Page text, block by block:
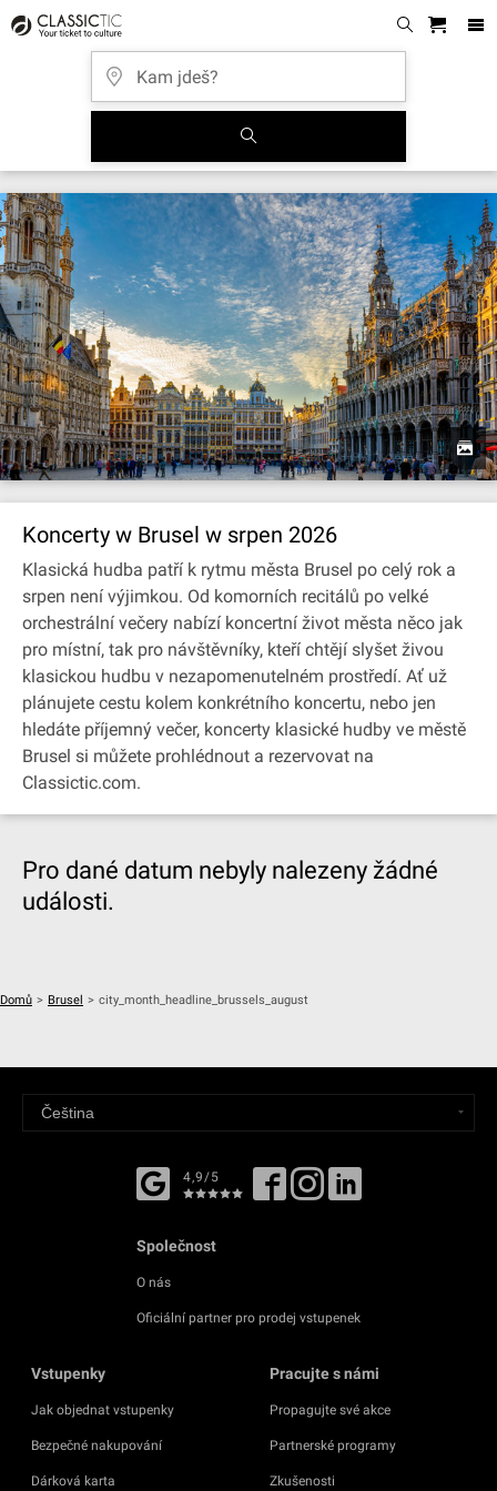
Koncerty w Brusel w srpen 2026
Klasická hudba patří k rytmu města Brusel po celý rok a
srpen není výjimkou. Od komorních recitálů po velké
orchestrální večery nabízí koncertní život města něco jak
pro místní, tak pro návštěvníky, kteří chtějí slyšet živou
klasickou hudbu v nezapomenutelném prostředí. Ať už
plánujete cestu kolem konkrétního koncertu, nebo jen
hledáte příjemný večer, koncerty klasické hudby ve městě
Brusel si můžete prohlédnout a rezervovat na
Classictic.com.
Pro dané datum nebyly nalezeny žádné
události.
Domů > Brusel > city_month_headline_brussels_august
4,9/5
Společnost
O nás
Oficiální partner pro prodej vstupenek
Vstupenky
Jak objednat vstupenky
Bezpečné nakupování
Dárková karta
Pracujte s námi
Propagujte své akce
Partnerské programy
Zkušenosti